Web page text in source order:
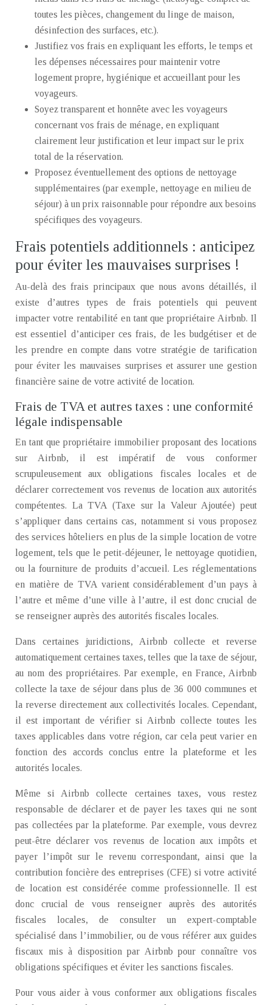
toutes les pièces, changement du linge de maison,
désinfection des surfaces, etc.).
Justifiez vos frais en expliquant les efforts, le temps et
les dépenses nécessaires pour maintenir votre
logement propre, hygiénique et accueillant pour les
voyageurs.
Soyez transparent et honnête avec les voyageurs
concernant vos frais de ménage, en expliquant
clairement leur justification et leur impact sur le prix
total de la réservation.
Proposez éventuellement des options de nettoyage
supplémentaires (par exemple, nettoyage en milieu de
séjour) à un prix raisonnable pour répondre aux besoins
spécifiques des voyageurs.
Frais potentiels additionnels : anticipez
pour éviter les mauvaises surprises !
Au-delà des frais principaux que nous avons détaillés, il
existe d’autres types de frais potentiels qui peuvent
impacter votre rentabilité en tant que propriétaire Airbnb. Il
est essentiel d’anticiper ces frais, de les budgétiser et de
les prendre en compte dans votre stratégie de tarification
pour éviter les mauvaises surprises et assurer une gestion
financière saine de votre activité de location.
Frais de TVA et autres taxes : une conformité
légale indispensable
En tant que propriétaire immobilier proposant des locations
sur Airbnb, il est impératif de vous conformer
scrupuleusement aux obligations fiscales locales et de
déclarer correctement vos revenus de location aux autorités
compétentes. La TVA (Taxe sur la Valeur Ajoutée) peut
s’appliquer dans certains cas, notamment si vous proposez
des services hôteliers en plus de la simple location de votre
logement, tels que le petit-déjeuner, le nettoyage quotidien,
ou la fourniture de produits d’accueil. Les réglementations
en matière de TVA varient considérablement d’un pays à
l’autre et même d’une ville à l’autre, il est donc crucial de
se renseigner auprès des autorités fiscales locales.
Dans certaines juridictions, Airbnb collecte et reverse
automatiquement certaines taxes, telles que la taxe de séjour,
au nom des propriétaires. Par exemple, en France, Airbnb
collecte la taxe de séjour dans plus de 36 000 communes et
la reverse directement aux collectivités locales. Cependant,
il est important de vérifier si Airbnb collecte toutes les
taxes applicables dans votre région, car cela peut varier en
fonction des accords conclus entre la plateforme et les
autorités locales.
Même si Airbnb collecte certaines taxes, vous restez
responsable de déclarer et de payer les taxes qui ne sont
pas collectées par la plateforme. Par exemple, vous devrez
peut-être déclarer vos revenus de location aux impôts et
payer l’impôt sur le revenu correspondant, ainsi que la
contribution foncière des entreprises (CFE) si votre activité
de location est considérée comme professionnelle. Il est
donc crucial de vous renseigner auprès des autorités
fiscales locales, de consulter un expert-comptable
spécialisé dans l’immobilier, ou de vous référer aux guides
fiscaux mis à disposition par Airbnb pour connaître vos
obligations spécifiques et éviter les sanctions fiscales.
Pour vous aider à vous conformer aux obligations fiscales